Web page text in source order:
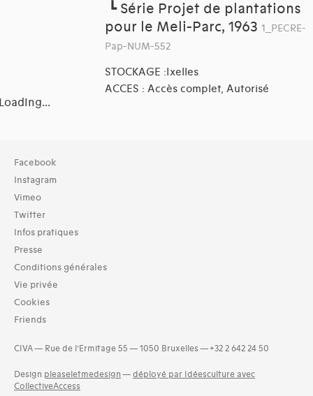
┗ Série Projet de plantations
pour le Meli-Parc, 1963 1_PECRE-
Pap-NUM-552
STOCKAGE :Ixelles
ACCES : Accès complet, Autorisé
Collection
Archives (16)
Domaines thématiques
16-urbanisme et aménagement (3)
17-parc et jardins, privés (9)
18- parcs et jardins publics (4)
19-interventions paysagères éphémères (5)
20-bâtiments, mobilier et éléments de jardins ou de parcs
22-botanique (5)
23-écosystème (2)
Facebook
Instagram
Vimeo
Twitter
Infos pratiques
Presse
Conditions générales
Vie privée
Cookies
Friends
CIVA — Rue de l’Ermitage 55 — 1050 Bruxelles — +32 2 642 24 50
Design pleaseletmedesign — déployé par Idéesculture avec
CollectiveAccess